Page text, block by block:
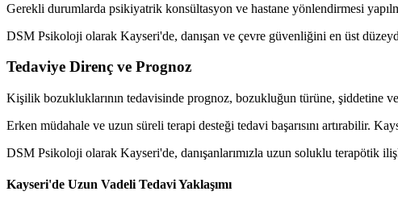
Gerekli durumlarda psikiyatrik konsültasyon ve hastane yönlendirmesi
DSM Psikoloji olarak Kayseri'de, danışan ve çevre güvenliğini en üst
Tedaviye Direnç ve Prognoz
Kişilik bozukluklarının tedavisinde prognoz, bozukluğun türüne,
Erken müdahale ve uzun süreli terapi desteği tedavi başarısını artırabilir.
DSM Psikoloji olarak Kayseri'de, danışanlarımızla uzun soluklu terapötik
Kayseri'de Uzun Vadeli Tedavi Yaklaşımı